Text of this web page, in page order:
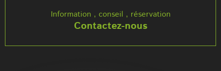
Information , conseil , réservation
Contactez-nous